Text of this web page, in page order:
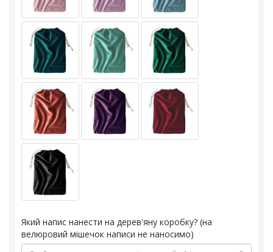
Який напис нанести на дерев'яну коробку? (на
велюровий мішечок написи не наносимо)